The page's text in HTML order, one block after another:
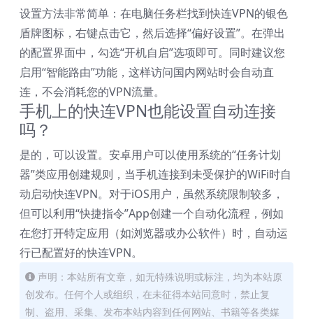
设置方法非常简单：在电脑任务栏找到快连VPN的银色
盾牌图标，右键点击它，然后选择“偏好设置”。在弹出
的配置界面中，勾选“开机自启”选项即可。同时建议您
启用“智能路由”功能，这样访问国内网站时会自动直
连，不会消耗您的VPN流量。
手机上的快连VPN也能设置自动连接
吗？
是的，可以设置。安卓用户可以使用系统的“任务计划
器”类应用创建规则，当手机连接到未受保护的WiFi时自
动启动快连VPN。对于iOS用户，虽然系统限制较多，
但可以利用“快捷指令”App创建一个自动化流程，例如
在您打开特定应用（如浏览器或办公软件）时，自动运
行已配置好的快连VPN。
声明：本站所有文章，如无特殊说明或标注，均为本站原
创发布。任何个人或组织，在未征得本站同意时，禁止复
制、盗用、采集、发布本站内容到任何网站、书籍等各类媒